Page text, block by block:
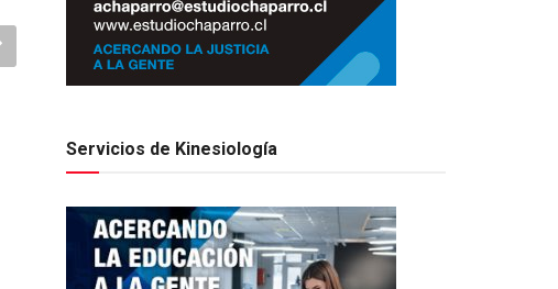
Servicios de Kinesiología